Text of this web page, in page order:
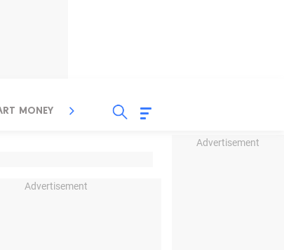
Advertisement
MONEY INSPIRASI BISNIS
Advertisement